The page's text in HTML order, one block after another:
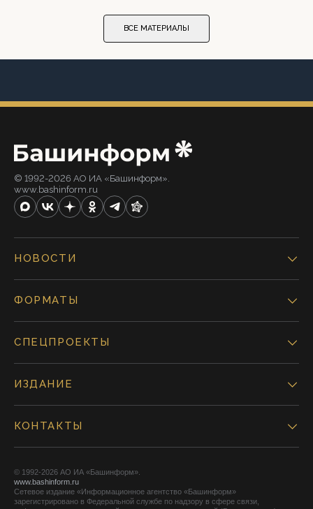
ВСЕ МАТЕРИАЛЫ
© 1992-2026 АО ИА «Башинформ».
www.bashinform.ru
НОВОСТИ
ФОРМАТЫ
СПЕЦПРОЕКТЫ
ИЗДАНИЕ
КОНТАКТЫ
© 1992-2026 АО ИА «Башинформ».
www.bashinform.ru
Сетевое издание «Информационное агентство «Башинформ»
зарегистрировано в Федеральной службе по надзору в сфере связи,